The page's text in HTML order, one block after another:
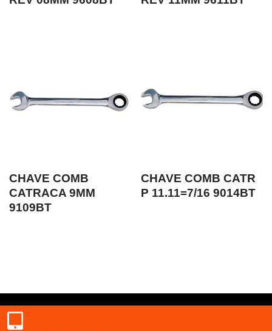
CHAVE COMB
CATRACA 9MM
9109BT
CHAVE COMB CATR
P 11.11=7/16 9014BT